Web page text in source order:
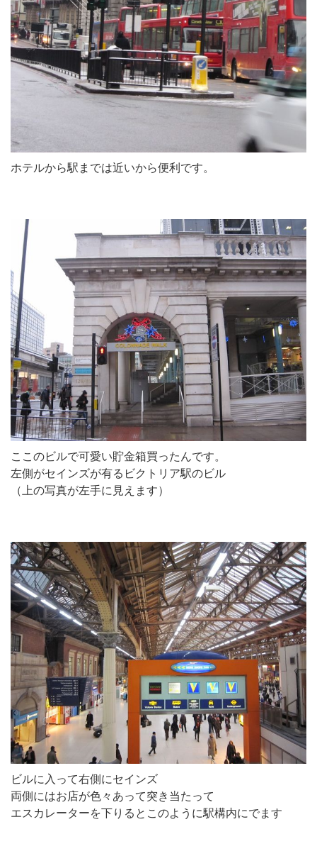
ホテルから駅までは近いから便利です。
ここのビルで可愛い貯金箱買ったんです。
左側がセインズが有るビクトリア駅のビル
（上の写真が左手に見えます）
ビルに入って右側にセインズ
両側にはお店が色々あって突き当たって
エスカレーターを下りるとこのように駅構内にでます